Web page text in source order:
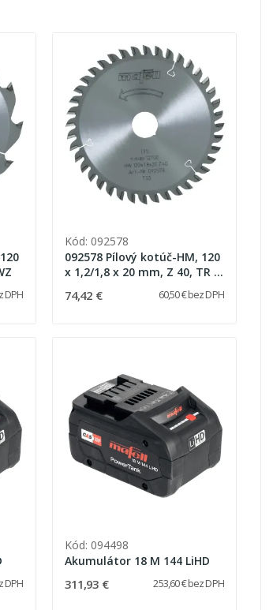
DPH
Kód: 092578
092578 Pílový kotúč-HM, 120
x 1,2/1,8 x 20 mm, Z 40, TR /
74,42 € 60,50 € bez DPH
DPH
Kód: 094498
Akumulátor 18 M 144 LiHD
311,93 € 253,60 € bez DPH